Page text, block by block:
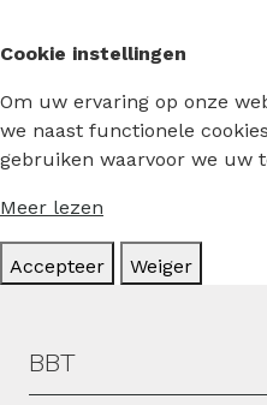
Cookie instellingen
Om uw ervaring op onze
we naast functionele
gebruiken waarvoor we uw
Meer lezen
Accepteer Weiger
Hoofdmenu
BBT